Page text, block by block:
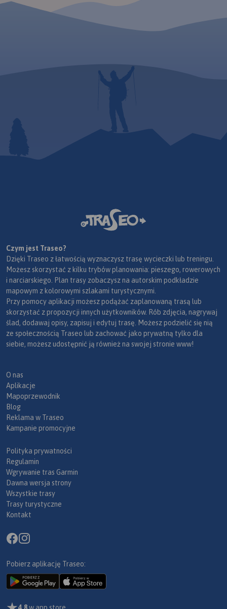
Czym jest Traseo?
Dzięki Traseo z łatwością wyznaczysz trasę wycieczki lub treningu.
Możesz skorzystać z kilku trybów planowania: pieszego, rowerowych
i narciarskiego. Plan trasy zobaczysz na autorskim podkładzie
mapowym z kolorowymi szlakami turystycznymi.
Przy pomocy aplikacji możesz podążać zaplanowaną trasą lub
skorzystać z propozycji innych użytkowników. Rób zdjęcia, nagrywaj
ślad, dodawaj opisy, zapisuj i edytuj trasę. Możesz podzielić się nią
ze społecznością Traseo lub zachować jako prywatną tylko dla
siebie, możesz udostępnić ją również na swojej stronie www!
O nas
Aplikacje
Mapoprzewodnik
Blog
Reklama w Traseo
Kampanie promocyjne
Polityka prywatności
Regulamin
Wgrywanie tras Garmin
Dawna wersja strony
Wszystkie trasy
Trasy turystyczne
Kontakt
Pobierz aplikację Traseo: